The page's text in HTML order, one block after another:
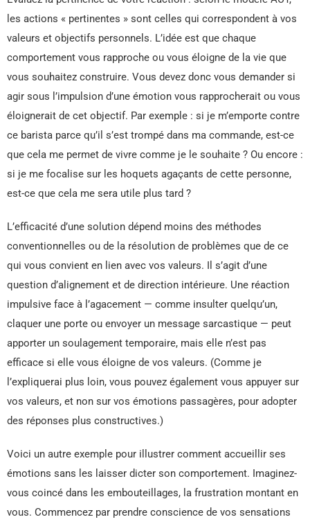
les actions « pertinentes » sont celles qui correspondent à vos
valeurs et objectifs personnels. L’idée est que chaque
comportement vous rapproche ou vous éloigne de la vie que
vous souhaitez construire. Vous devez donc vous demander si
agir sous l’impulsion d’une émotion vous rapprocherait ou vous
éloignerait de cet objectif. Par exemple : si je m’emporte contre
ce barista parce qu’il s’est trompé dans ma commande, est-ce
que cela me permet de vivre comme je le souhaite ? Ou encore :
si je me focalise sur les hoquets agaçants de cette personne,
est-ce que cela me sera utile plus tard ?
L’efficacité d’une solution dépend moins des méthodes
conventionnelles ou de la résolution de problèmes que de ce
qui vous convient en lien avec vos valeurs. Il s’agit d’une
question d’alignement et de direction intérieure. Une réaction
impulsive face à l’agacement — comme insulter quelqu’un,
claquer une porte ou envoyer un message sarcastique — peut
apporter un soulagement temporaire, mais elle n’est pas
efficace si elle vous éloigne de vos valeurs. (Comme je
l’expliquerai plus loin, vous pouvez également vous appuyer sur
vos valeurs, et non sur vos émotions passagères, pour adopter
des réponses plus constructives.)
Voici un autre exemple pour illustrer comment accueillir ses
émotions sans les laisser dicter son comportement. Imaginez-
vous coincé dans les embouteillages, la frustration montant en
vous. Commencez par prendre conscience de vos sensations